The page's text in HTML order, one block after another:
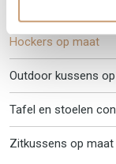
Hockers op maat
Outdoor kussens
Tafel en stoelen
Zitkussens op maat